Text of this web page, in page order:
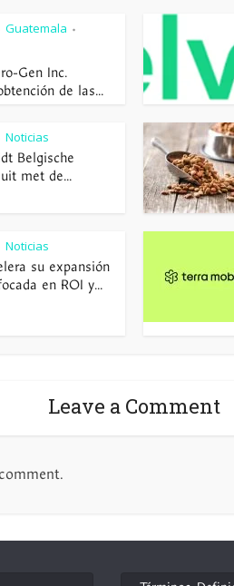
Guatemala •
Gen Inc.
de las...
Noticias
Belgische
met de...
Noticias
su expansión
en ROI y...
Leave a Comment